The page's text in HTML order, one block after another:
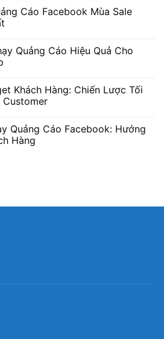
Cáo Facebook Mùa Sale
Quảng Cáo Hiệu Quả Cho
Khách Hàng: Chiến Lược Tối
Customer
Quảng Cáo Facebook: Hướng
Hàng